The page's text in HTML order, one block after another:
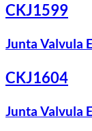
CKJ1599
Junta Valvula
CKJ1604
Junta Valvula